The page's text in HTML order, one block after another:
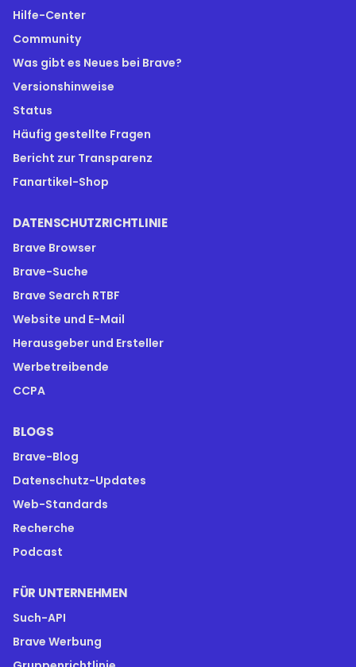
Hilfe-Center
Community
Was gibt es Neues bei Brave?
Versionshinweise
Status
Häufig gestellte Fragen
Bericht zur Transparenz
Fanartikel-Shop
DATENSCHUTZRICHTLINIE
Brave Browser
Brave-Suche
Brave Search RTBF
Website und E-Mail
Herausgeber und Ersteller
Werbetreibende
CCPA
BLOGS
Brave-Blog
Datenschutz-Updates
Web-Standards
Recherche
Podcast
FÜR UNTERNEHMEN
Such-API
Brave Werbung